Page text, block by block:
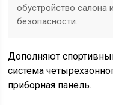
обустройство салона
безопасности.
Дополняют
система
приборная панель.